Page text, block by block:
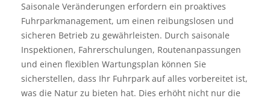
Saisonale Veränderungen erfordern ein proaktives
Fuhrparkmanagement, um einen reibungslosen und
sicheren Betrieb zu gewährleisten. Durch saisonale
Inspektionen, Fahrerschulungen, Routenanpassungen
und einen flexiblen Wartungsplan können Sie
sicherstellen, dass Ihr Fuhrpark auf alles vorbereitet ist,
was die Natur zu bieten hat. Dies erhöht nicht nur die